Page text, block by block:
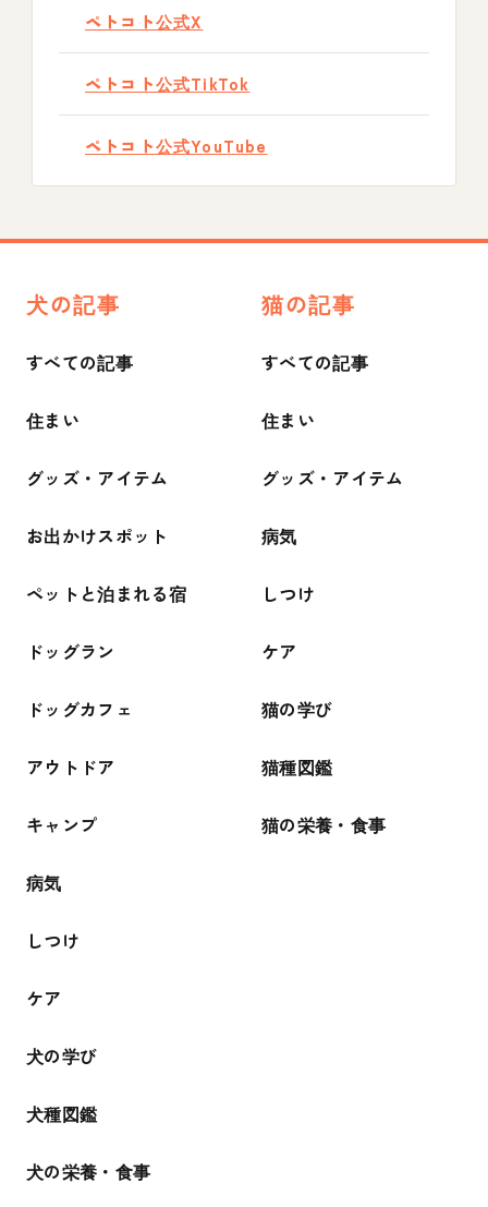
ペトコト公式X
ペトコト公式TikTok
ペトコト公式YouTube
犬の記事
すべての記事
住まい
グッズ・アイテム
お出かけスポット
ペットと泊まれる宿
ドッグラン
ドッグカフェ
アウトドア
キャンプ
病気
しつけ
ケア
犬の学び
犬種図鑑
犬の栄養・食事
猫の記事
すべての記事
住まい
グッズ・アイテム
病気
しつけ
ケア
猫の学び
猫種図鑑
猫の栄養・食事